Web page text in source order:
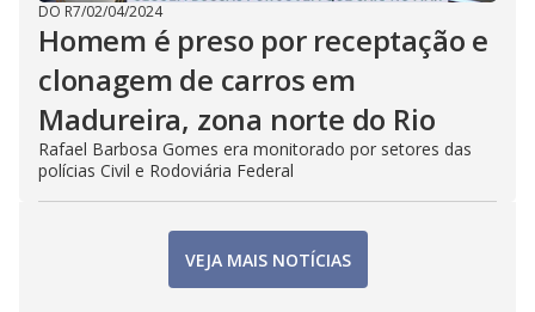
DO R7/02/04/2024
Homem é preso por receptação e
clonagem de carros em
Madureira, zona norte do Rio
Rafael Barbosa Gomes era monitorado por setores das
polícias Civil e Rodoviária Federal
VEJA MAIS NOTÍCIAS